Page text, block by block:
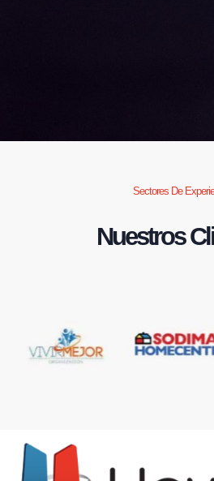
Sectores De
Nuestros